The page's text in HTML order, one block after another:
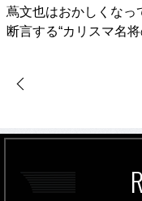
蔦文也はおかしくなっ
断言する“カリスマ名